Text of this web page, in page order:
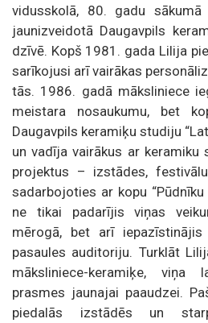
vidusskolā, 80. gadu
jaunizveidotā Daugavpils
dzīvē. Kopš 1981. gada Lilija
sarīkojusi arī vairākas
tās. 1986. gadā māksliniece
meistara nosaukumu, bet
Daugavpils keramiķu studiju
un vadīja vairākus ar
projektus – izstādes,
sadarbojoties ar kopu
ne tikai padarījis viņas
mērogā, bet arī
pasaules auditoriju. Turklāt
māksliniece-keramiķe, viņa
prasmes jaunajai paaudzei.
piedalās izstādēs un